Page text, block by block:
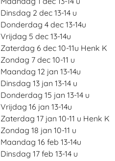
Dinsdag 2 dec 13-14 u
Donderdag 4 dec 13-14u
Vrijdag 5 dec 13-14u
Zaterdag 6 dec 10-11u Henk K
Zondag 7 dec 10-11 u
Maandag 12 jan 13-14u
Dinsdag 13 jan 13-14 u
Donderdag 15 jan 13-14 u
Vrijdag 16 jan 13-14u
Zaterdag 17 jan 10-11 u Henk K
Zondag 18 jan 10-11 u
Maandag 16 feb 13-14u
Dinsdag 17 feb 13-14 u